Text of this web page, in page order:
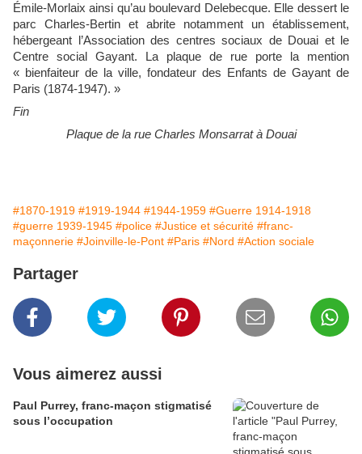
Émile-Morlaix ainsi qu’au boulevard Delebecque. Elle dessert le
parc Charles-Bertin et abrite notamment un établissement,
hébergeant l’Association des centres sociaux de Douai et le
Centre social Gayant. La plaque de rue porte la mention
« bienfaiteur de la ville, fondateur des Enfants de Gayant de
Paris (1874-1947). »
Fin
Plaque de la rue Charles Monsarrat à Douai
#1870-1919 #1919-1944 #1944-1959 #Guerre 1914-1918
#guerre 1939-1945 #police #Justice et sécurité #franc-
maçonnerie #Joinville-le-Pont #Paris #Nord #Action sociale
Partager
Vous aimerez aussi
Paul Purrey, franc-maçon stigmatisé
sous l’occupation